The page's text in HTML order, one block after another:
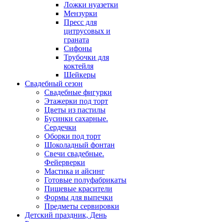
Ложки нуазетки
Мензурки
Пресс для
цитрусовых и
граната
Сифоны
Трубочки для
коктейля
Шейкеры
Свадебный сезон
Свадебные фигурки
Этажерки под торт
Цветы из пастилы
Бусинки сахарные.
Сердечки
Оборки под торт
Шоколадный фонтан
Свечи свадебные.
Фейерверки
Мастика и айсинг
Готовые полуфабрикаты
Пищевые красители
Формы для выпечки
Предметы сервировки
Детский праздник, День